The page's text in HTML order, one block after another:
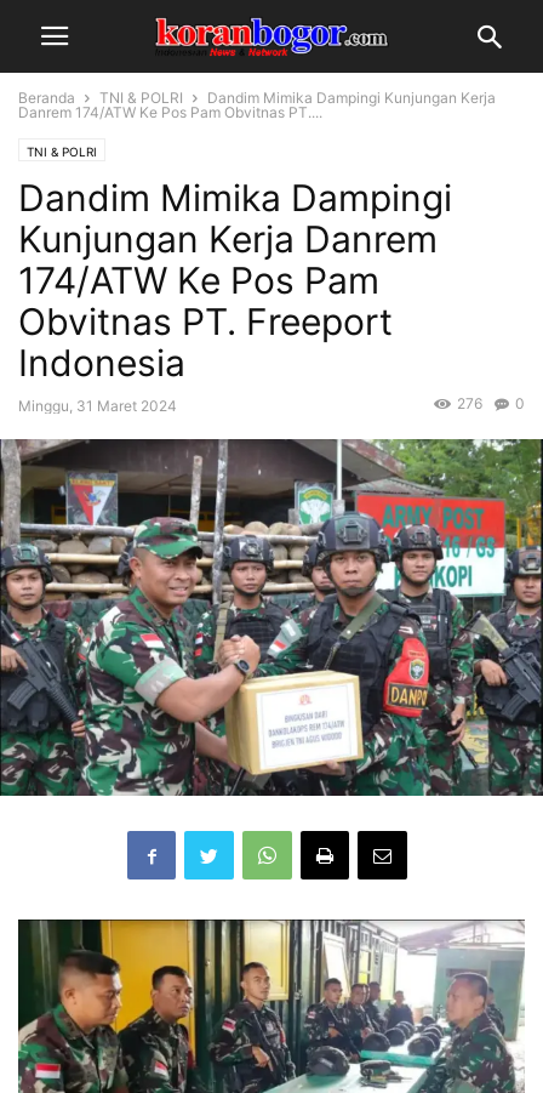
Beranda TNI & POLRI
Dandim Mimika Dampingi Kunjungan Kerja
Danrem 174/ATW Ke Pos Pam Obvitnas PT....
TNI & POLRI
Dandim Mimika Dampingi
Kunjungan Kerja Danrem
174/ATW Ke Pos Pam
Obvitnas PT. Freeport
Indonesia
Minggu, 31 Maret 2024 0
276